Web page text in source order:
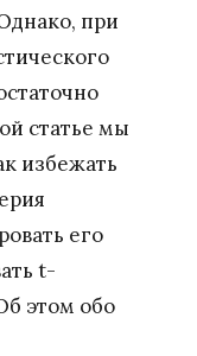
при
статье мы
избежать
его
t-
этом обо